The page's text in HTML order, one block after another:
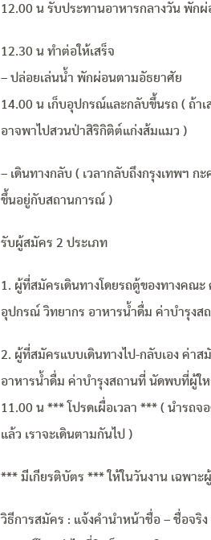
12.00 น รับประทานอาหารกลางวัน พัก
12.30 น ทำต่อให้เสร็จ
– ปล่อยเล่นน้ำ พักผ่อนตามอัธยาศัย
14.00 น เก็บอุปกรณ์และกลับขึ้นรถ ( ถ้าเส
อาจพาไปสวนป่าสิริกิติต์แก่งส้มแมว )
– เดินทางกลับ ( เวลากลับถึงกรุงเทพฯ
ขึ้นอยู่กับสถานการณ์ )
รับผู้สมัคร 2 ประเภท
1. ผู้ที่สมัครเดินทางโดยรถตู้ของทางคณ
อุปกรณ์ วิทยากร อาหารน้ำดื่ม ค่าบำรุงส
2. ผู้ที่สมัครแบบเดินทางไป-กลับเอง ค่า
อาหารน้ำดื่ม ค่าบำรุงสถานที่ นัดพบที่ผู้ให
11.00 น *** โปรดเผื่อเวลา *** ( นำรถ
แล้ว เราจะเดินตามกันไป )
*** มีเกียรติบัตร *** ให้ในวันงาน เฉพาะ
วิธีการสมัคร : แจ้งคำนำหน้าชื่อ – ชื่อจริง